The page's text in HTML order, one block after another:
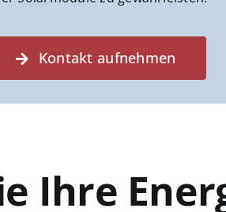
Kontakt aufnehmen
Ihre